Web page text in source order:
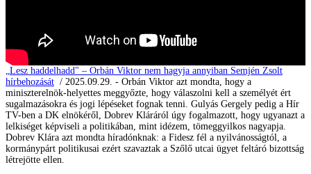
„Lesz haddelhadd" – Orbán Viktor nem hagyja annyiban Semjén Zsolt
hírbehozását / 2025.09.29. - Orbán Viktor azt mondta, hogy a
miniszterelnök-helyettes meggyőzte, hogy válaszolni kell a személyét ért
sugalmazásokra és jogi lépéseket fognak tenni. Gulyás Gergely pedig a Hír
TV-ben a DK elnökéről, Dobrev Kláráról úgy fogalmazott, hogy ugyanazt a
lelkiséget képviseli a politikában, mint idézem, tömeggyilkos nagyapja.
Dobrev Klára azt mondta híradónknak: a Fidesz fél a nyilvánosságtól, a
kormánypárt politikusai ezért szavaztak a Szőlő utcai ügyet feltáró bizottság
létrejötte ellen.